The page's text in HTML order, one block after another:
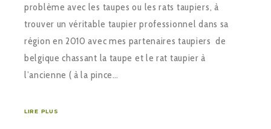
problème avec les taupes ou les rats taupiers, à
trouver un véritable taupier professionnel dans sa
région en 2010 avec mes partenaires taupiers de
belgique chassant la taupe et le rat taupier à
l’ancienne ( à la pince…
LIRE PLUS